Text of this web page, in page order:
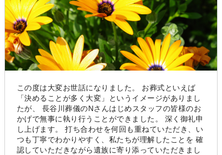
この度は大変お世話になりました。 お葬式といえば
「決めることが多く大変」というイメージがありまし
たが、 長谷川葬儀のNさんはじめスタッフの皆様のお
かげで無事に執り行うことができました。 深く御礼申
し上げます。 打ち合わせを何回も重ねていただき、い
つも丁寧でわかりやすく、私たちが理解したことを 確
認していただきながら遺族に寄り添っていただきまし